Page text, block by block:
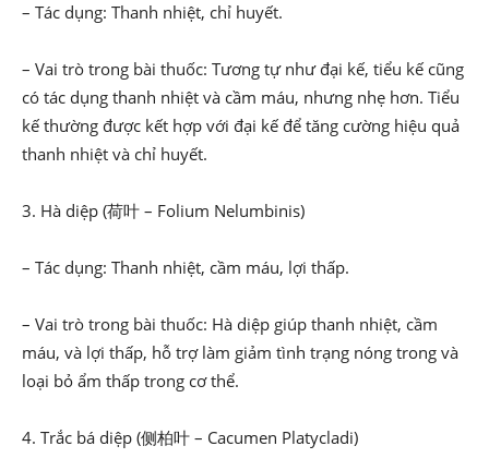
– Tác dụng: Thanh nhiệt, chỉ huyết.
– Vai trò trong bài thuốc: Tương tự như đại kế, tiểu kế cũng
có tác dụng thanh nhiệt và cầm máu, nhưng nhẹ hơn. Tiểu
kế thường được kết hợp với đại kế để tăng cường hiệu quả
thanh nhiệt và chỉ huyết.
3. Hà diệp (荷叶 – Folium Nelumbinis)
– Tác dụng: Thanh nhiệt, cầm máu, lợi thấp.
– Vai trò trong bài thuốc: Hà diệp giúp thanh nhiệt, cầm
máu, và lợi thấp, hỗ trợ làm giảm tình trạng nóng trong và
loại bỏ ẩm thấp trong cơ thể.
4. Trắc bá diệp (侧柏叶 – Cacumen Platycladi)